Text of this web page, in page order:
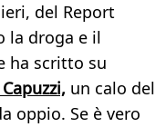
del Report
la droga e il
ha scritto su
un calo del
oppio. Se è vero